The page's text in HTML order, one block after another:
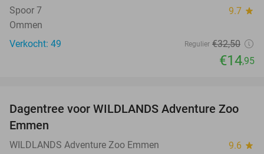
Spoor 7 9.7 star
Ommen
Verkocht: 49
Regulier €32,50
€14,95
24%
Dagentree voor WILDLANDS Adventure Zoo
Emmen
WILDLANDS Adventure Zoo Emmen 9.6 star